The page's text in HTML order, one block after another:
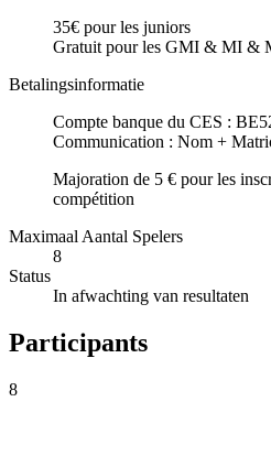
35€ pour les juniors
Gratuit pour les GMI & MI &
Betalingsinformatie
Compte banque du CES :
Communication : Nom +
Majoration de 5 € pour les
compétition
Maximaal Aantal Spelers
8
Status
In afwachting van resultaten
Participants
8